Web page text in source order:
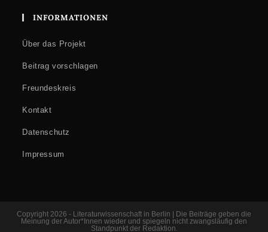
INFORMATIONEN
Über das Projekt
Beitrag vorschlagen
Freundeskreis
Kontakt
Datenschutz
Impressum
Copyright 2026 - Literaturwissenschaft in Berlin | Die Beiträge geben die
Meinung der Autor*Innen wieder und spiegeln nicht zwangsläufig den
Standpunkt der Redaktion.